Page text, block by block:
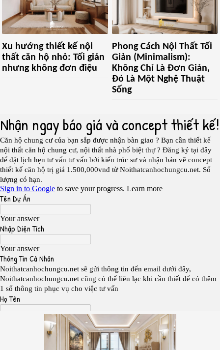
Xu hướng thiết kế nội
thất căn hộ nhỏ: Tối giản
nhưng không đơn điệu
Phong Cách Nội Thất Tối
Giản (Minimalism):
Không Chỉ Là Đơn Giản,
Đó Là Một Nghệ Thuật
Sống